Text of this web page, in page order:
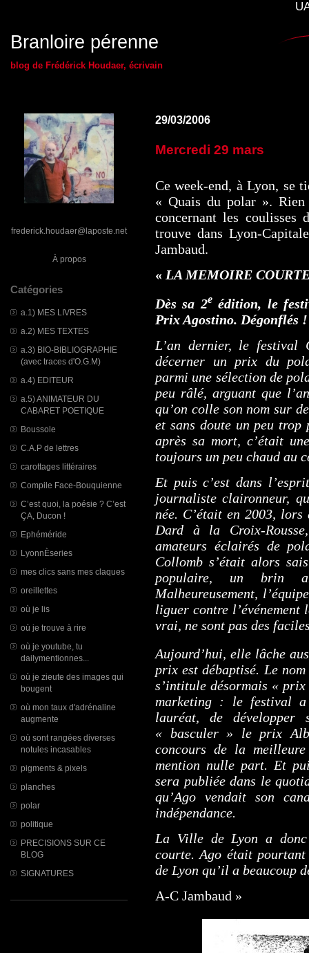
Branloire pérenne
blog de Frédérick Houdaer, écrivain
frederick.houdaer@laposte.net
À propos
Catégories
a.1) MES LIVRES
a.2) MES TEXTES
a.3) BIO-BIBLIOGRAPHIE
(avec traces d'O.G.M)
a.4) EDITEUR
a.5) ANIMATEUR DU
CABARET POETIQUE
Boussole
C.A.P de lettres
carottages littéraires
Compile Face-Bouquienne
C’est quoi, la poésie ? C’est
ÇA, Ducon !
Ephéméride
LyonnÈseries
mes clics sans mes claques
oreillettes
où je lis
où je trouve à rire
où je youtube, tu
dailymentionnes...
où je zieute des images qui
bougent
où mon taux d'adrénaline
augmente
où sont rangées diverses
notules incasables
pigments & pixels
planches
polar
politique
PRECISIONS SUR CE
BLOG
SIGNATURES
29/03/2006
Mercredi 29 mars
Ce week-end, à Lyon, se
« Quais du polar ».
concernant les coulisses
trouve dans Lyon-
Jambaud.
« LA MEMOIRE
Dès sa 2eédition, le
Prix Agostino. Dégonflés !
L’an dernier, le festival
décerner un prix du
parmi une sélection de
peu râlé, arguant que
qu’on colle son nom sur
et sans doute un peu
après sa mort, c’était
toujours un peu chaud au
Et puis c’est dans
journaliste claironneur,
née. C’était en 2003,
Dard à la Croix-
amateurs éclairés de
Collomb s’était alors
populaire, un brin
Malheureusement,
liguer contre l’événement
vrai, ne sont pas des
Aujourd’hui, elle lâche
prix est débaptisé. Le
s’intitule désormais «
marketing : le festival a
lauréat, de
« basculer » le prix
concours de la
mention nulle part. Et
sera publiée dans le
qu’Ago vendait son
indépendance.
La Ville de Lyon a donc
courte. Ago était
de Lyon qu’il a beaucoup
A-C Jambaud »